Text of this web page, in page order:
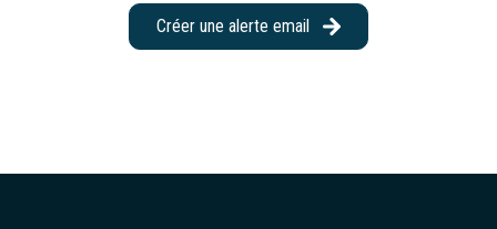
Créer une alerte email